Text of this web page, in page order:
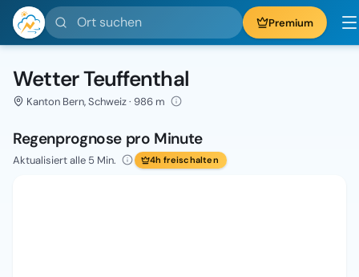
Ort suchen Premium
Wetter Teuffenthal
Kanton Bern, Schweiz · 986 m
Regenprognose pro Minute
Aktualisiert alle 5 Min. 4h freischalten